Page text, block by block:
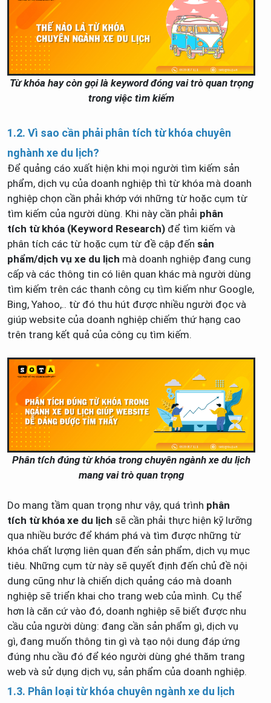
Từ khóa hay còn gọi là keyword đóng vai trò quan trọng
trong việc tìm kiếm
1.2. Vì sao cần phải phân tích từ khóa chuyên
nghành xe du lịch?
Để quảng cáo xuất hiện khi mọi người tìm kiếm sản
phẩm, dịch vụ của doanh nghiệp thì từ khóa mà doanh
nghiệp chọn cần phải khớp với những từ hoặc cụm từ
tìm kiếm của người dùng. Khi này cần phải phân
tích từ khóa (Keyword Research) để tìm kiếm và
phân tích các từ hoặc cụm từ đề cập đến sản
phẩm/dịch vụ xe du lịch mà doanh nghiệp đang cung
cấp và các thông tin có liên quan khác mà người dùng
tìm kiếm trên các thanh công cụ tìm kiếm như Google,
Bing, Yahoo,.. từ đó thu hút được nhiều người đọc và
giúp website của doanh nghiệp chiếm thứ hạng cao
trên trang kết quả của công cụ tìm kiếm.
Phân tích đúng từ khóa trong chuyên ngành xe du lịch
mang vai trò quan trọng
Do mang tầm quan trọng như vậy, quá trình phân
tích từ khóa xe du lịch sẽ cần phải thực hiện kỹ lưỡng
qua nhiều bước để khám phá và tìm được những từ
khóa chất lượng liên quan đến sản phẩm, dịch vụ mục
tiêu. Những cụm từ này sẽ quyết định đến chủ đề nội
dung cũng như là chiến dịch quảng cáo mà doanh
nghiệp sẽ triển khai cho trang web của mình. Cụ thể
hơn là căn cứ vào đó, doanh nghiệp sẽ biết được nhu
cầu của người dùng: đang cần sản phẩm gì, dịch vụ
gì, đang muốn thông tin gì và tạo nội dung đáp ứng
đúng nhu cầu đó để kéo người dùng ghé thăm trang
web và sử dụng dịch vụ, sản phẩm của doanh nghiệp.
1.3. Phân loại từ khóa chuyên ngành xe du lịch